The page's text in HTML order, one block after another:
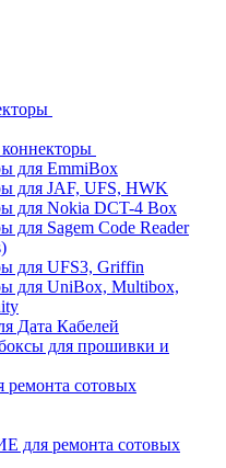
для EmmiBox
для JAF, UFS, HWK
для Nokia DCT-4 Box
для Sagem Code Reader
для UFS3, Griffin
для UniBox, Multibox,
Дата Кабелей
для прошивки и
сотовых
ремонта сотовых